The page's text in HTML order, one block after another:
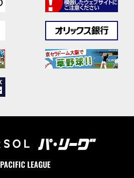
PACIFIC LEAGUE